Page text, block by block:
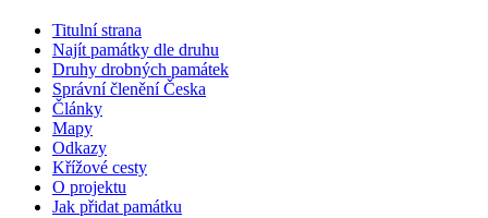
Titulní strana
Najít památky dle druhu
Druhy drobných památek
Správní členění Česka
Články
Mapy
Odkazy
Křížové cesty
O projektu
Jak přidat památku